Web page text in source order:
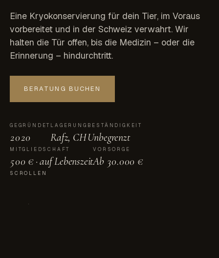
Eine Kryokonservierung für dein Tier, im Voraus
vorbereitet und in der Schweiz verwahrt. Wir
halten die Tür offen, bis die Medizin – oder die
Erinnerung – hindurchtritt.
BERATUNG BUCHEN
GEGRÜNDET
2020
LAGERUNG
Rafz, CH
BESTÄNDIGKEIT
Unbegrenzt
MITGLIEDSCHAFT
500 € · auf Lebenszeit
VORSORGE
Ab 30.000 €
SCROLLEN